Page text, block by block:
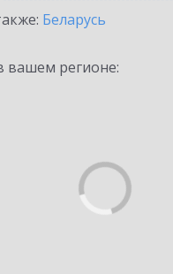
Беларусь
вашем регионе: